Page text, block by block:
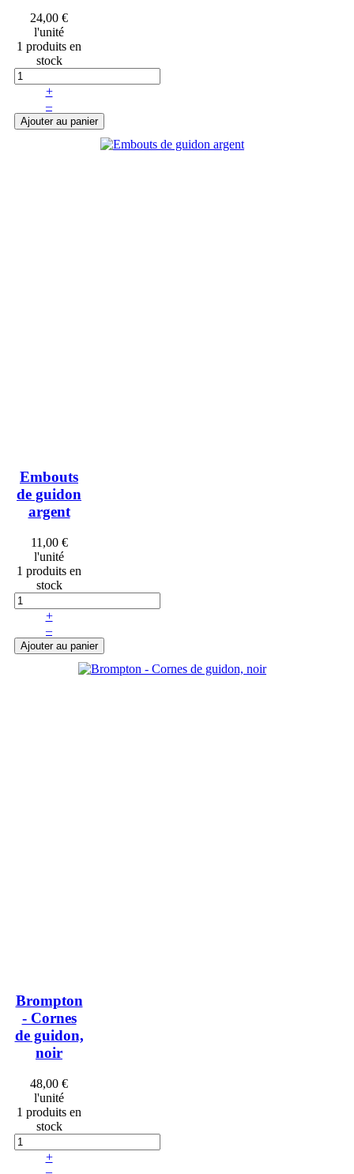
24,00 €
l'unité
1 produits en
stock
+
–
Embouts
de guidon
argent
11,00 €
l'unité
1 produits en
stock
+
–
Brompton
- Cornes
de guidon,
noir
48,00 €
l'unité
1 produits en
stock
+